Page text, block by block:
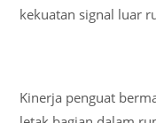
kekuatan signal luar
Kinerja penguat